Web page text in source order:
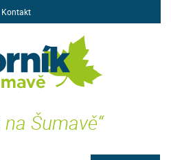
Kontakt
na Šumavě“